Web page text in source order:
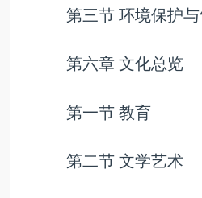
第三节 环境保护与
第六章 文化总览
第一节 教育
第二节 文学艺术